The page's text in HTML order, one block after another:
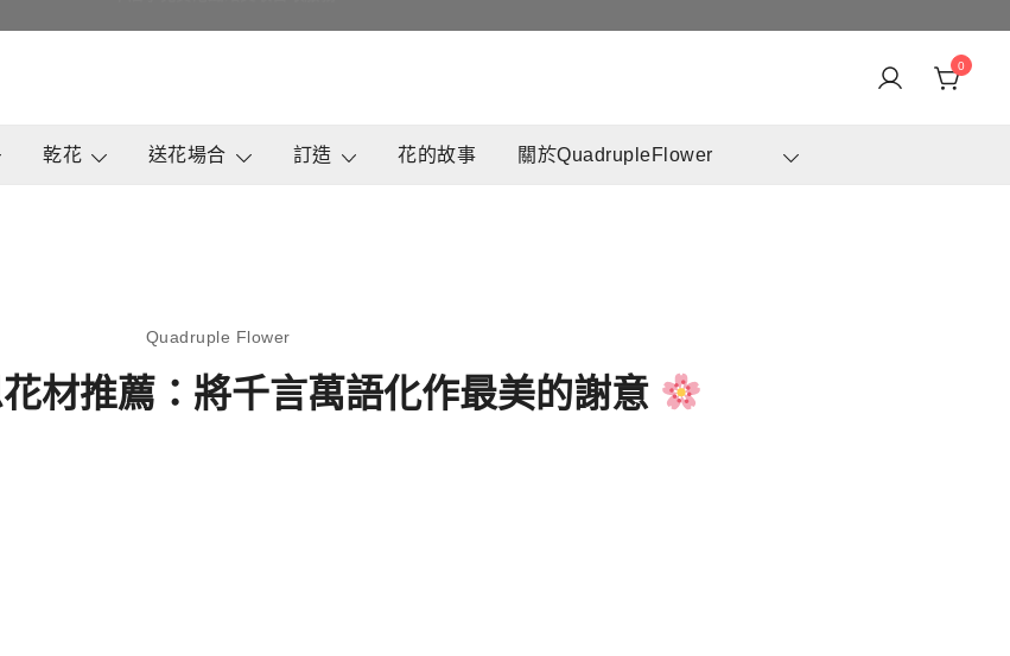
QuadrupleFlower 啟德新蒲崗花店 | 香港花店推介 | 即日送花服務、鮮花花束及花籃
0
乾花 送花場合 訂造 花的故事 關於QuadrupleFlower
Quadruple Flower
材推薦：將千言萬語化作最美的謝意